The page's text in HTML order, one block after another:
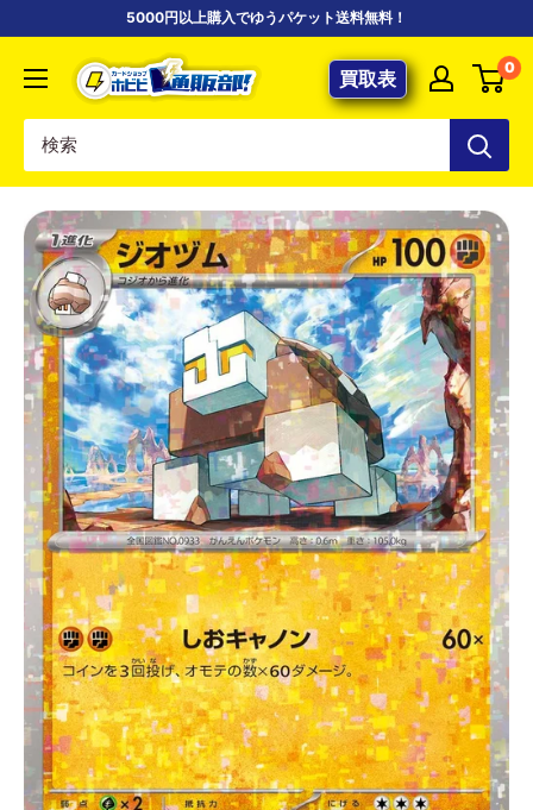
5000円以上購入でゆうパケット送料無料！
【ポ
ケ
専
門
店】
カ
ー
ド
シ
ョ
ッ
プ
ホ
ビ
ビ
通
販
部
買取表 0